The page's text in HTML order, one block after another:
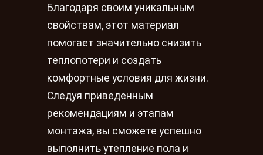
Благодаря своим уникальным
свойствам, этот материал
помогает значительно снизить
теплопотери и создать
комфортные условия для жизни.
Следуя приведенным
рекомендациям и этапам
монтажа, вы сможете успешно
выполнить утепление пола и